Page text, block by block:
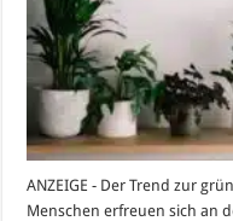
ANZEIGE - Der Trend zur
Menschen erfreuen sich an